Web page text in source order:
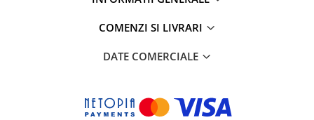
COMENZI SI LIVRARI
DATE COMERCIALE